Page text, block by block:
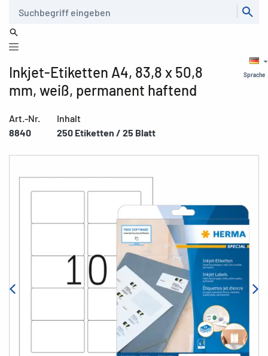
Sprache
Inkjet-Etiketten A4, 83,8 x 50,8
mm, weiß, permanent haftend
Art.-Nr.
8840
Inhalt
250 Etiketten / 25 Blatt